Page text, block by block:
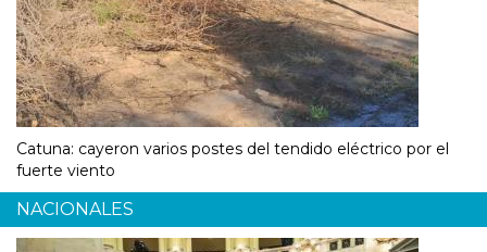
Catuna: cayeron varios postes del tendido eléctrico por el
fuerte viento
NACIONALES